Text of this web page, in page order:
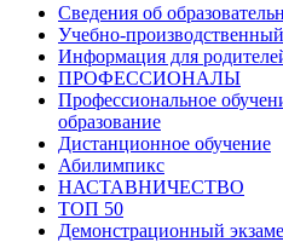
Сведения об
Учебно-
Информация для
ПРОФЕССИОНАЛЫ
Профессиональное
образование
Дистанционное обучение
Абилимпикс
НАСТАВНИЧЕСТВО
ТОП 50
Демонстрационный